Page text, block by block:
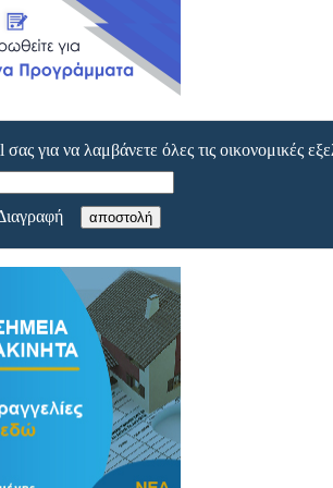
για να λαμβάνετε όλες τις οικονομικές
αποστολή